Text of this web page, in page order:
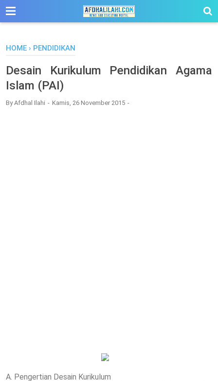
-->
HOME › PENDIDIKAN
Desain Kurikulum Pendidikan Agama
Islam (PAI)
ByAfdhal Ilahi Kamis, 26 November 2015
A. Pengertian Desain Kurikulum